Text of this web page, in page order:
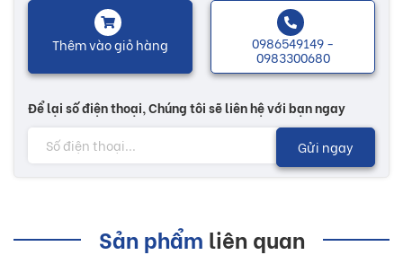
Thêm vào giỏ hàng 0986549149 -
0983300680
Để lại số điện thoại, Chúng tôi sẽ liên hệ với bạn ngay
Gửi ngay
Sản phẩm liên quan